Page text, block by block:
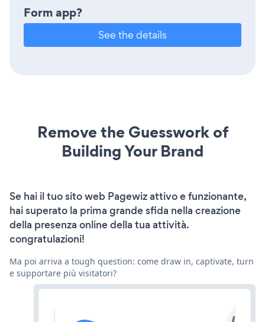
Form app?
See the details
Remove the Guesswork of
Building Your Brand
Se hai il tuo sito web Pagewiz attivo e funzionante,
hai superato la prima grande sfida nella creazione
della presenza online della tua attività.
congratulazioni!
Ma poi arriva a tough question: come draw in, captivate, turn
e supportare più visitatori?